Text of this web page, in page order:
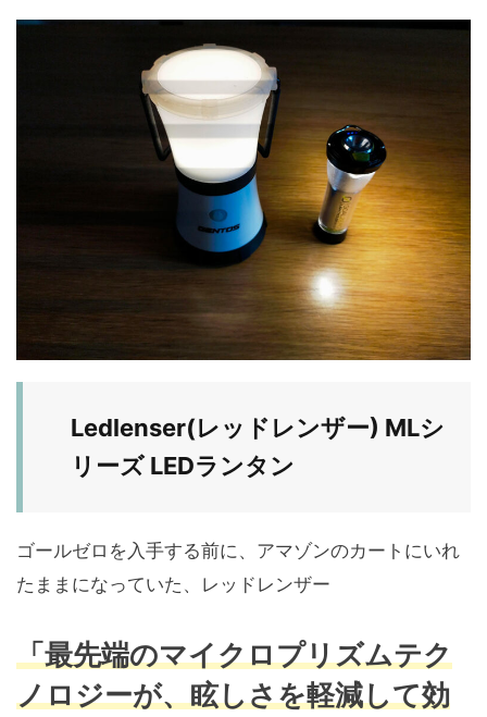
Ledlenser(レッドレンザー) MLシ
リーズ LEDランタン
ゴールゼロを入手する前に、アマゾンのカートにいれ
たままになっていた、レッドレンザー
「最先端のマイクロプリズムテク
ノロジーが、眩しさを軽減して効